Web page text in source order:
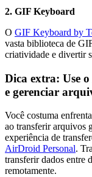
2. GIF Keyboard
O GIF Keyboard by
vasta biblioteca de
criatividade e divertir
Dica extra: Use
e gerenciar
Você costuma
ao transferir arquivos
experiência de
AirDroid Personal.
transferir dados entre
remotamente.